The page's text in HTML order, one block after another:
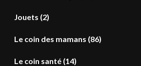
Jouets (2)
Le coin des mamans (86)
Le coin santé (14)